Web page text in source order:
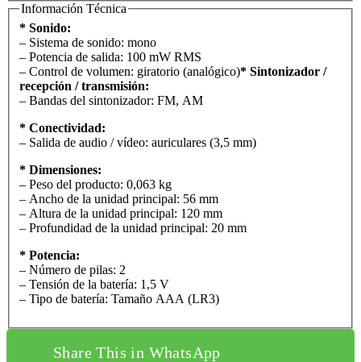
Información Técnica
* Sonido:
– Sistema de sonido: mono
– Potencia de salida: 100 mW RMS
– Control de volumen: giratorio (analógico)* Sintonizador /
recepción / transmisión:
– Bandas del sintonizador: FM, AM
* Conectividad:
– Salida de audio / vídeo: auriculares (3,5 mm)
* Dimensiones:
– Peso del producto: 0,063 kg
– Ancho de la unidad principal: 56 mm
– Altura de la unidad principal: 120 mm
– Profundidad de la unidad principal: 20 mm
* Potencia:
– Número de pilas: 2
– Tensión de la batería: 1,5 V
– Tipo de batería: Tamaño AAA (LR3)
Share This in WhatsApp